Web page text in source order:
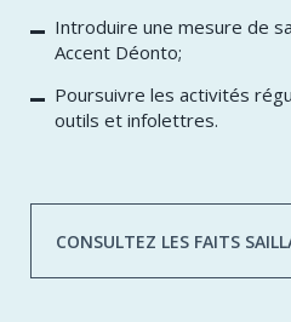
Introduire une mesure de
Accent Déonto;
Poursuivre les activités
outils et infolettres.
CONSULTEZ LES FAITS